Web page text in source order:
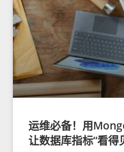
运维必备！用
让数据库指标“看得